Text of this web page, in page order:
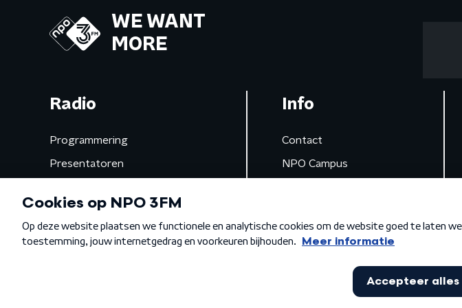
WE WANT
MORE
Radio
Programmering
Presentatoren
Gemist
Info
Contact
NPO Campus
Algemene voorwaarden Privacybeleid